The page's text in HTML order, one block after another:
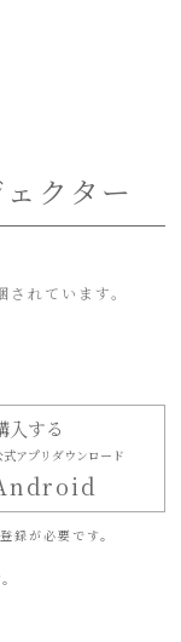
クター
れています。
入する
式アプリダウンロード
録が必要です。